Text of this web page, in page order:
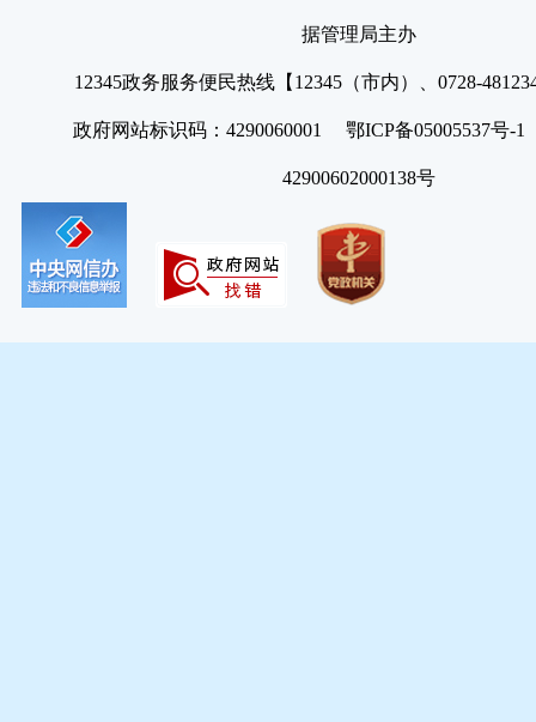
据管理局主办
12345政务服务便民热线【12345（市内）、0728-
政府网站标识码：4290060001 鄂ICP备05005537号
42900602000138号